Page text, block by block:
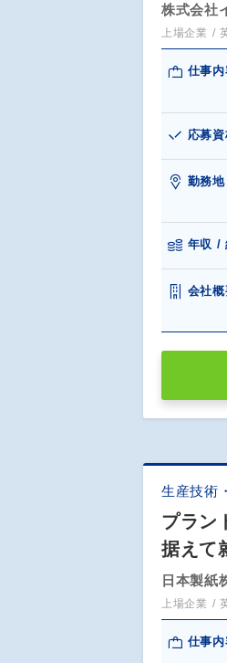
株式会社
上場企業
仕事内
応募資
勤務地
年収 /
会社概
生産技術
プラン
据えて
日本製紙
上場企業
仕事内